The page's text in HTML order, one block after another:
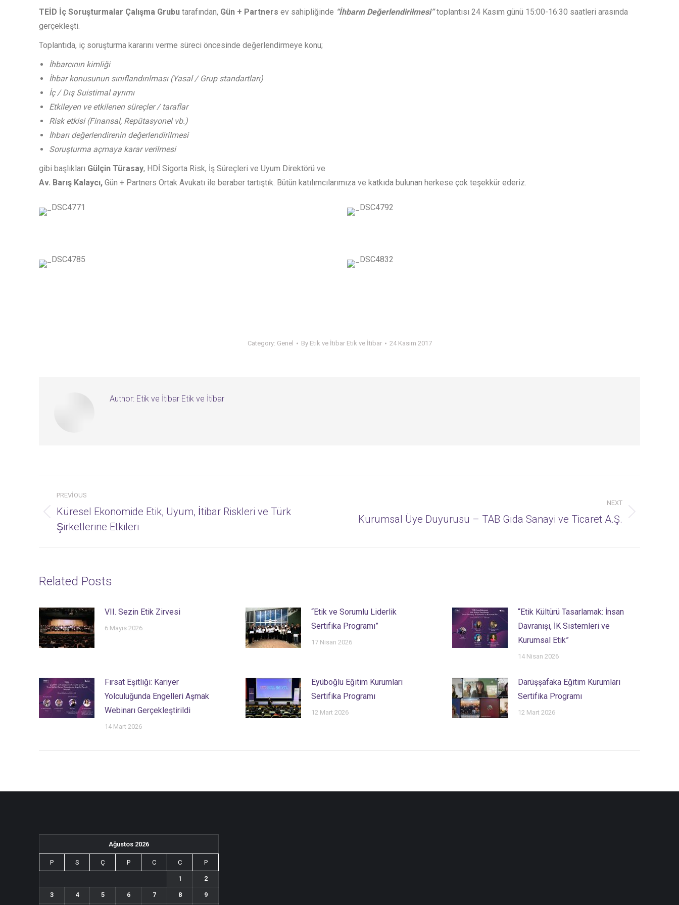
TEİD İç Soruşturmalar Çalışma Grubu tarafından, Gün + Partners ev sahipliğinde “İhbarın Değerlendirilmesi” toplantısı 24 Kasım günü 15:00-16:30 saatleri arasında
gerçekleşti.
Toplantıda, iç soruşturma kararını verme süreci öncesinde değerlendirmeye konu;
İhbarcının kimliği
İhbar konusunun sınıflandırılması (Yasal / Grup standartları)
İç / Dış Suistimal ayrımı
Etkileyen ve etkilenen süreçler / taraflar
Risk etkisi (Finansal, Repütasyonel vb.)
İhbarı değerlendirenin değerlendirilmesi
Soruşturma açmaya karar verilmesi
gibi başlıkları Gülçin Türasay, HDİ Sigorta Risk, İş Süreçleri ve Uyum Direktörü ve
Av. Barış Kalaycı, Gün + Partners Ortak Avukatı ile beraber tartıştık. Bütün katılımcılarımıza ve katkıda bulunan herkese çok teşekkür ederiz.
Category: Genel By Etik ve İtibar Etik ve İtibar 24 Kasım 2017
Author: Etik ve İtibar Etik ve İtibar
Post
navigation
PREVIOUS
Previous
post:
Küresel Ekonomide Etik, Uyum, İtibar Riskleri ve Türk
Şirketlerine Etkileri
NEXT
Next
Kurumsal Üye Duyurusu – TAB Gıda Sanayi ve Ticaret A.Ş.
Related Posts
VII. Sezin Etik Zirvesi
6 Mayıs 2026
“Etik ve Sorumlu Liderlik
Sertifika Programı”
17 Nisan 2026
“Etik Kültürü Tasarlamak: İnsan
Davranışı, İK Sistemleri ve
Kurumsal Etik”
14 Nisan 2026
Fırsat Eşitliği: Kariyer
Yolculuğunda Engelleri Aşmak
Webinarı Gerçekleştirildi
14 Mart 2026
Eyüboğlu Eğitim Kurumları
Sertifika Programı
12 Mart 2026
Darüşşafaka Eğitim Kurumları
Sertifika Programı
12 Mart 2026
Ağustos 2026
P S Ç P C C P
1 2
3 4 5 6 7 8 9